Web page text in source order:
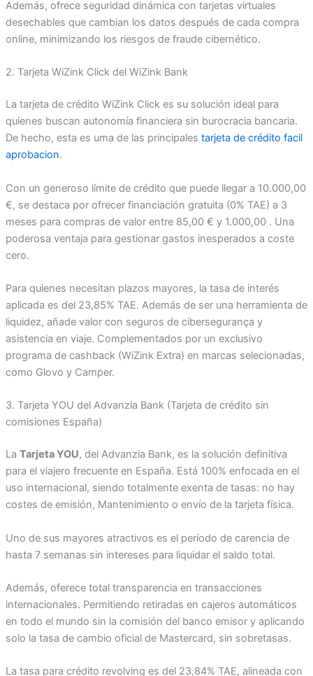
Además, ofrece seguridad dinámica con tarjetas virtuales
desechables que cambian los datos después de cada compra
online, minimizando los riesgos de fraude cibernético.
2. Tarjeta WiZink Click del WiZink Bank
La tarjeta de crédito WiZink Click es su solución ideal para
quienes buscan autonomía financiera sin burocracia bancaria.
De hecho, esta es uma de las principales tarjeta de crédito facil
aprobacion.
Con un generoso límite de crédito que puede llegar a 10.000,00
€, se destaca por ofrecer financiación gratuita (0% TAE) a 3
meses para compras de valor entre 85,00 € y 1.000,00 . Una
poderosa ventaja para gestionar gastos inesperados a coste
cero.
Para quienes necesitan plazos mayores, la tasa de interés
aplicada es del 23,85% TAE. Además de ser una herramienta de
liquidez, añade valor con seguros de cibersegurança y
asistencia en viaje. Complementados por un exclusivo
programa de cashback (WiZink Extra) en marcas selecionadas,
como Glovo y Camper.
3. Tarjeta YOU del Advanzia Bank (Tarjeta de crédito sin
comisiones España)
La Tarjeta YOU, del Advanzia Bank, es la solución definitiva
para el viajero frecuente en España. Está 100% enfocada en el
uso internacional, siendo totalmente exenta de tasas: no hay
costes de emisión, Mantenimiento o envío de la tarjeta física.
Uno de sus mayores atractivos es el período de carencia de
hasta 7 semanas sin intereses para liquidar el saldo total.
Además, oferece total transparencia en transacciones
internacionales. Permitiendo retiradas en cajeros automáticos
en todo el mundo sin la comisión del banco emisor y aplicando
solo la tasa de cambio oficial de Mastercard, sin sobretasas.
La tasa para crédito revolving es del 23,84% TAE, alineada con